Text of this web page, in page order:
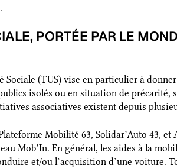
PORTÉE PAR LE
(TUS) vise en particulier à donner
isolés ou en situation de précarité,
associatives existent depuis
Mobilité 63, Solidar’Auto 43, et
Mob’In. En général, les aides à la
et/ou l’acquisition d’une voiture.